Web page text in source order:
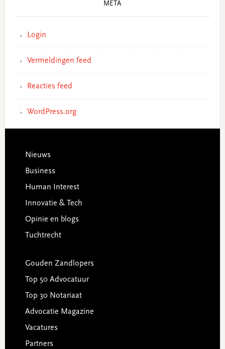
META
Login
Vermeldingen feed
Reacties feed
WordPress.org
Footer
Nieuws
Business
Human Interest
Innovatie & Tech
Opinie en blogs
Tuchtrecht
Gouden Zandlopers
Top 50 Advocatuur
Top 30 Notariaat
Advocatie Magazine
Vacatures
Partners